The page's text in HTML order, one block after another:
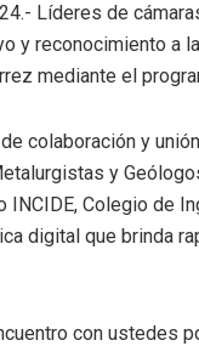
Líderes de
y reconocimiento a
mediante el
colaboración y
y
INCIDE, Colegio de
digital que brinda
con ustedes